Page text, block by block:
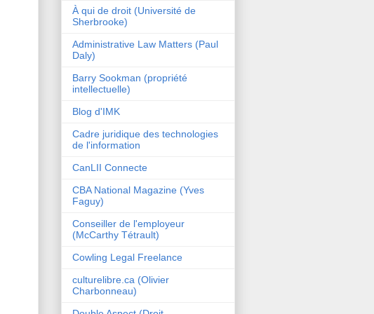
À qui de droit (Université de
Sherbrooke)
Administrative Law Matters (Paul
Daly)
Barry Sookman (propriété
intellectuelle)
Blog d'IMK
Cadre juridique des technologies
de l'information
CanLII Connecte
CBA National Magazine (Yves
Faguy)
Conseiller de l'employeur
(McCarthy Tétrault)
Cowling Legal Freelance
culturelibre.ca (Olivier
Charbonneau)